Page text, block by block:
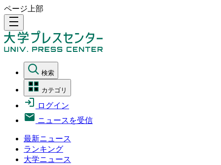
ページ上部
density_medium
検索
カテゴリ
ログイン
ニュースを受信
最新ニュース
ランキング
大学ニュース